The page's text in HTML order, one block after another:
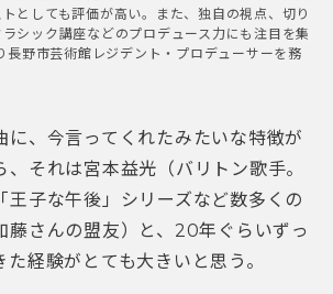
としても評価が高い。また、独自の視点、切り
シック講座などのプロデュース力にも注目を集
長野市芸術館レジデント・プロデューサーを務
、今言ってくれたみたいな特徴が
、それは宮本益光（バリトン歌手。
王子な午後」シリーズなど数多くの
藤さんの盟友）と、20年ぐらいずっ
た経験がとても大きいと思う。